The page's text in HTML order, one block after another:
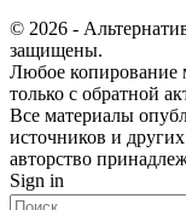
© 2026 -
защищены.
Любое копирование
только с обратной
Все материалы
источников и
авторство
Sign in